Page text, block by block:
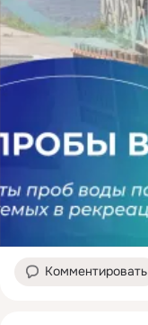
Комментировать